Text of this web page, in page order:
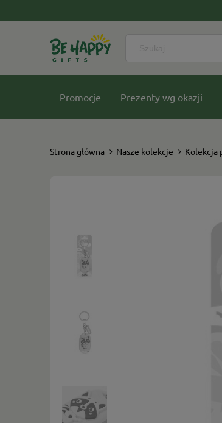
Promocje Prezenty wg okazji
Strona główna Nasze kolekcje Kolekcja